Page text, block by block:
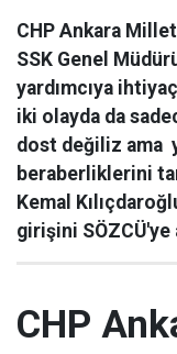
CHP Ankara
SSK Genel
yardımcıya
iki olayda da
dost değiliz ama
beraberliklerini
Kemal
girişini SÖZCÜ'ye
CHP